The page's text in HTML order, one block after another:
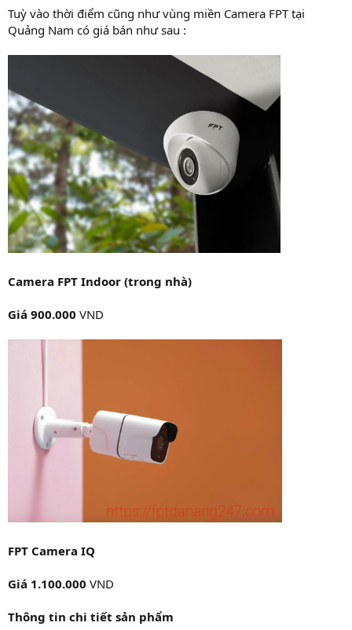
Tuỳ vào thời điểm cũng như vùng miền Camera FPT tại
Quảng Nam có giá bán như sau :
Camera FPT Indoor (trong nhà)
Giá 900.000 VND
FPT Camera IQ
Giá 1.100.000 VND
Thông tin chi tiết sản phẩm